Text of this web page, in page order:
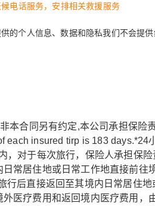
电话服务，安排相关救援服务
的个人信息、数据和隐私我们不会提
本合同另有约定,本公司承担保
each insured tirp is 183
，对于每次旅行，保险人承担保
日常居住地或日常工作地直接前
行后直接返回至其境内日常居住
外医疗费用和返回境内医疗费用